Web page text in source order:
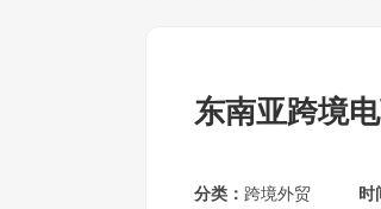
东南亚跨境
分类： 跨境外贸 时